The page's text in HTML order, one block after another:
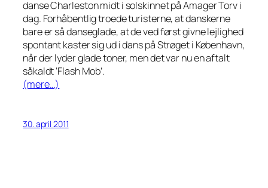
danse Charleston midt i solskinnet på Amager Torv i
dag. Forhåbentlig troede turisterne, at danskerne
bare er så danseglade, at de ved først givne lejlighed
spontant kaster sig ud i dans på Strøget i København,
når der lyder glade toner, men det var nu en aftalt
såkaldt ‘Flash Mob’.
(mere…)
30. april 2011